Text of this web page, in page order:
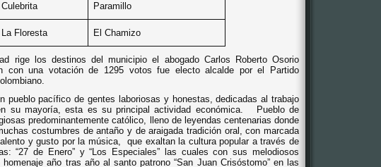
Culebrita Paramillo
La Floresta El Chamizo
rige los destinos del municipio el abogado Carlos Roberto Osorio
con una votación de 1295 votos fue electo alcalde por el Partido
pueblo pacífico de gentes laboriosas y honestas, dedicadas al trabajo
su mayoría, esta es su principal actividad económica.
Pueblo de
predominantemente católico, lleno de leyendas centenarias donde
costumbres de antaño y de araigada tradición oral,con marcada
y gusto por la música,
que exaltan la cultura popular a través de
“27 de Enero” y “Los Especiales” las cuales con sus melodiosos
homenaje año tras año al santo patrono “San Juan Crisóstomo” en las